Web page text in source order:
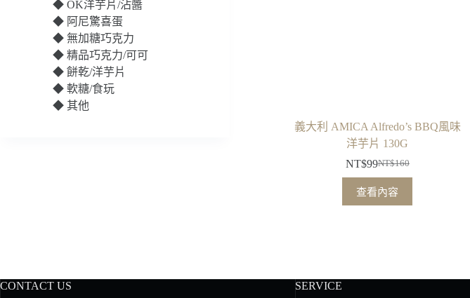
義大利 AMICA Alfredo’s BBQ風味
洋芋片 130G
NT$160
始
價
NT$99
前
價
查看內容
◆ OK洋芋片/沾醬
◆ 阿尼驚喜蛋
◆ 無加糖巧克力
◆ 精品巧克力/可可
◆ 餅乾/洋芋片
◆ 軟糖/食玩
◆ 其他
CONTACT US SERVICE